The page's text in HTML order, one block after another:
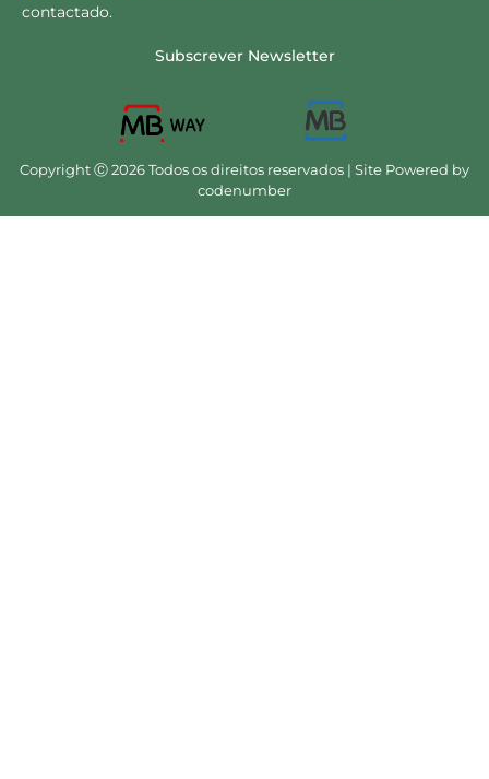
contactado.
Subscrever Newsletter
Copyright Ⓒ 2026 Todos os direitos reservados | Site Powered by
codenumber